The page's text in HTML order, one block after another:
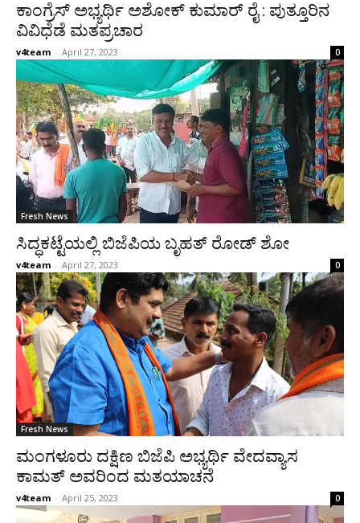
ಕಾಂಗ್ರೆಸ್ ಅಭ್ಯರ್ಥಿ ಅಶೋಕ್ ಕುಮಾರ್ ರೈ : ಪುತ್ತೂರಿನ
ವಿವಿಧೆಡೆ ಮತಪ್ರಚಾರ
v4team - April 27, 2023 0
Fresh News
ಸಿದ್ಧಕಟ್ಟೆಯಲ್ಲಿ ಬಿಜೆಪಿಯ ಬೃಹತ್ ರೋಡ್ ಶೋ
v4team - April 27, 2023 0
Fresh News
ಮಂಗಳೂರು ದಕ್ಷಿಣ ಬಿಜೆಪಿ ಅಭ್ಯರ್ಥಿ ವೇದವ್ಯಾಸ
ಕಾಮತ್ ಅವರಿಂದ ಮತಯಾಚನೆ
v4team - April 25, 2023 0